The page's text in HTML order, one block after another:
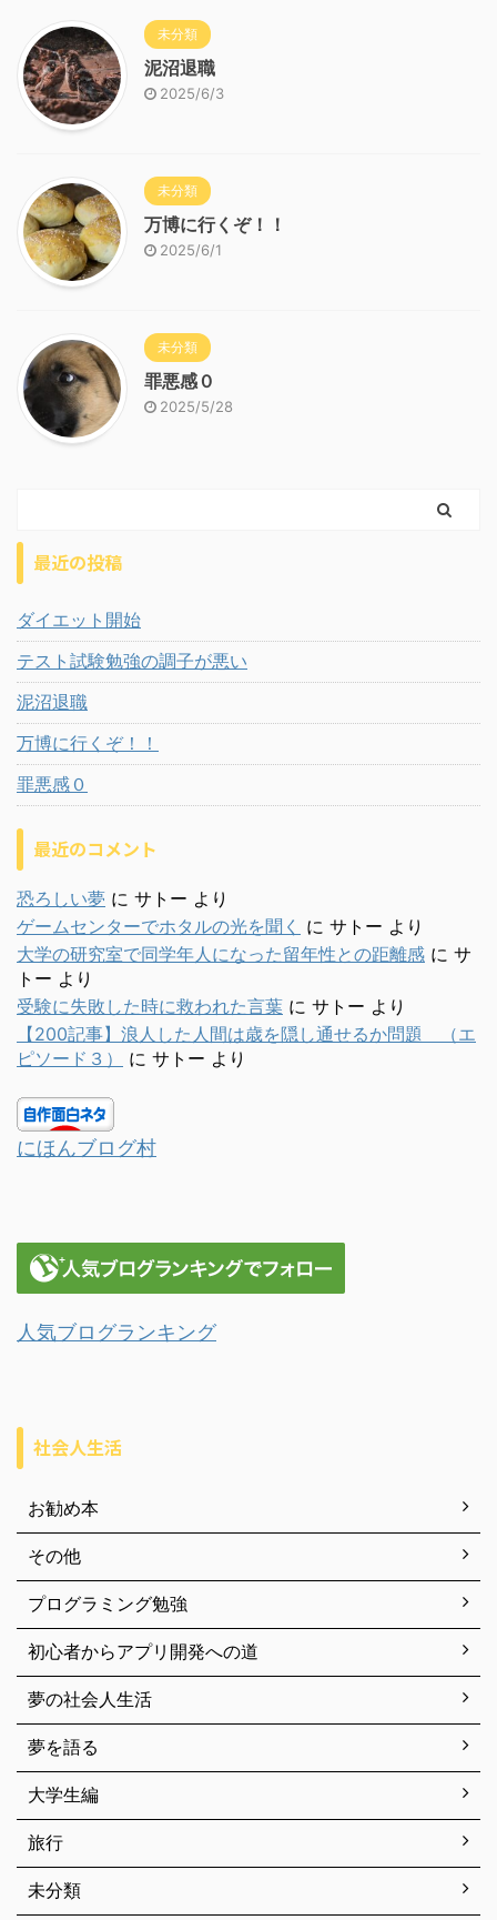
未分類
泥沼退職
2025/6/3
未分類
万博に行くぞ！！
2025/6/1
未分類
罪悪感０
2025/5/28
最近の投稿
ダイエット開始
テスト試験勉強の調子が悪い
泥沼退職
万博に行くぞ！！
罪悪感０
最近のコメント
恐ろしい夢 に サトー より
ゲームセンターでホタルの光を聞く に サトー より
大学の研究室で同学年人になった留年性との距離感 に サ
トー より
受験に失敗した時に救われた言葉 に サトー より
【200記事】浪人した人間は歳を隠し通せるか問題 （エ
ピソード３）
に サトー より
にほんブログ村
人気ブログランキング
社会人生活
お勧め本
その他
プログラミング勉強
初心者からアプリ開発への道
夢の社会人生活
夢を語る
大学生編
旅行
未分類